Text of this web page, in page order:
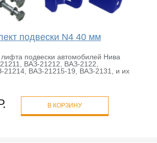
подвески N4 40 мм
подвески автомобилей Нива
ВАЗ-21212, ВАЗ-2122,
21214, ВАЗ-21215-19, ВАЗ-2131, и их
В КОРЗИНУ